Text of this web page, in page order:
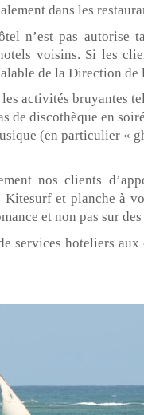
dans les
n’est pas autorise
voisins. Si les
de la Direction de
les activités bruyantes
de discothèque en
(en particulier «
nos clients
Kitesurf et planche à
et non pas sur
services hoteliers